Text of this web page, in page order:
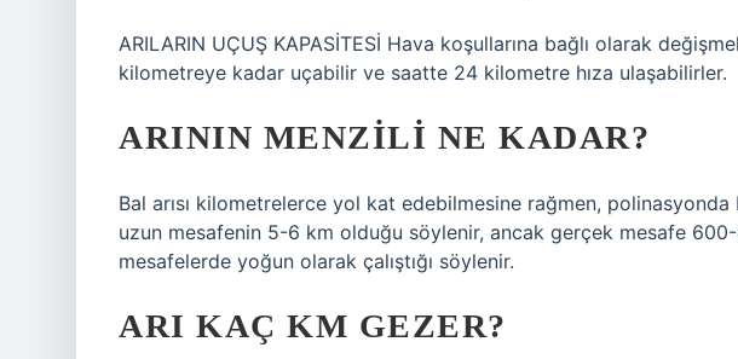
ARILARIN UÇUŞ KAPASİTESİ Hava koşullarına bağlı olarak
kilometreye kadar uçabilir ve saatte 24 kilometre hıza ulaşabilirler.
ARININ MENZILI NE KADAR?
Bal arısı kilometrelerce yol kat edebilmesine rağmen, polinasyonda
uzun mesafenin 5-6 km olduğu söylenir, ancak gerçek mesafe 600-
mesafelerde yoğun olarak çalıştığı söylenir.
ARI KAÇ KM GEZER?